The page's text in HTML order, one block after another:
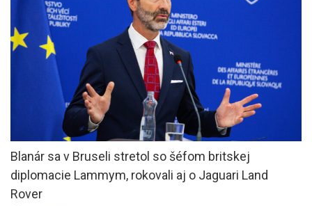
Blanár sa v Bruseli stretol so šéfom britskej
diplomacie Lammym, rokovali aj o Jaguari Land
Rover